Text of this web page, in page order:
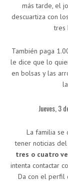
más tarde, el
descuartiza con
tres
También paga
le dice que lo
en bolsas y las
Jueves, 3
La familia se
tener noticias
tres o cuatro
intenta contactar
Da con el perfil